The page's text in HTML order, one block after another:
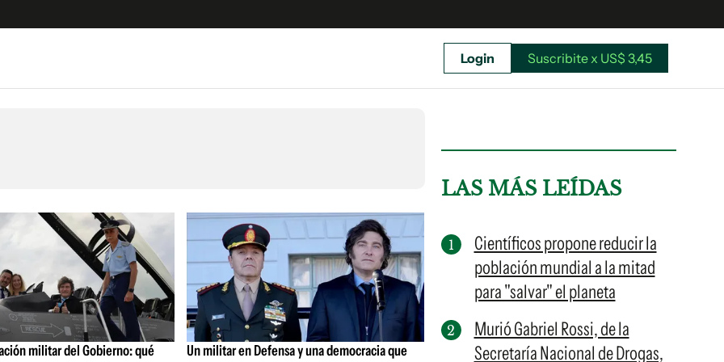
Unidos
Suscribite x US$ 3,45
Login Suscribite x US$ 3,45
militar del Gobierno: qué
Un militar en Defensa y una democracia que
LAS MÁS LEÍDAS
Científicos propone reducir la
población mundial a la mitad
para "salvar" el planeta
Murió Gabriel Rossi, de la
Secretaría Nacional de Drogas,